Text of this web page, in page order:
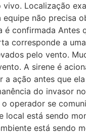
Localização
não precisa
confirmada
corresponde a
pelo vento.
A sirene é
ação antes que
do invasor
operador se
está sendo
está sendo